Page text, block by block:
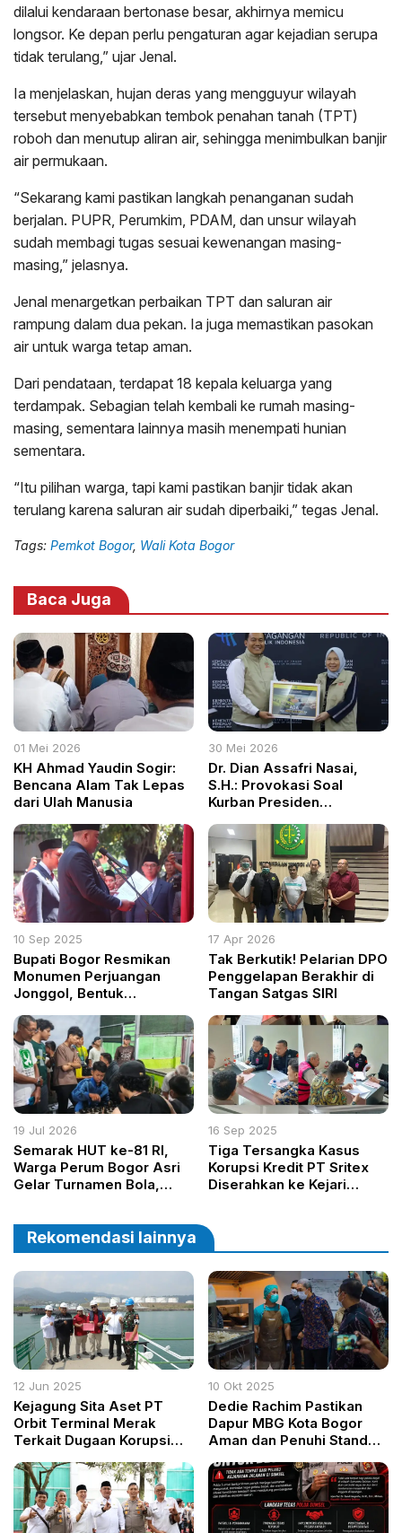
dilalui kendaraan bertonase besar, akhirnya memicu
longsor. Ke depan perlu pengaturan agar kejadian serupa
tidak terulang,” ujar Jenal.
Ia menjelaskan, hujan deras yang mengguyur wilayah
tersebut menyebabkan tembok penahan tanah (TPT)
roboh dan menutup aliran air, sehingga menimbulkan banjir
air permukaan.
“Sekarang kami pastikan langkah penanganan sudah
berjalan. PUPR, Perumkim, PDAM, dan unsur wilayah
sudah membagi tugas sesuai kewenangan masing-
masing,” jelasnya.
Jenal menargetkan perbaikan TPT dan saluran air
rampung dalam dua pekan. Ia juga memastikan pasokan
air untuk warga tetap aman.
Dari pendataan, terdapat 18 kepala keluarga yang
terdampak. Sebagian telah kembali ke rumah masing-
masing, sementara lainnya masih menempati hunian
sementara.
“Itu pilihan warga, tapi kami pastikan banjir tidak akan
terulang karena saluran air sudah diperbaiki,” tegas Jenal.
Tags: Pemkot Bogor, Wali Kota Bogor
Baca Juga
01 Mei 2026
KH Ahmad Yaudin Sogir:
Bencana Alam Tak Lepas
dari Ulah Manusia
30 Mei 2026
Dr. Dian Assafri Nasai,
S.H.: Provokasi Soal
Kurban Presiden
Persatuan Bangsa
10 Sep 2025
Bupati Bogor Resmikan
Monumen Perjuangan
Jonggol, Bentuk
Veteran
17 Apr 2026
Tak Berkutik! Pelarian DPO
Penggelapan Berakhir di
Tangan Satgas SIRI
19 Jul 2026
Semarak HUT ke-81 RI,
Warga Perum Bogor Asri
Gelar Turnamen Bola,
Beri Dukungan
16 Sep 2025
Tiga Tersangka Kasus
Korupsi Kredit PT Sritex
Diserahkan ke Kejari
Rekomendasi lainnya
12 Jun 2025
Kejagung Sita Aset PT
Orbit Terminal Merak
Terkait Dugaan Korupsi
10 Okt 2025
Dedie Rachim Pastikan
Dapur MBG Kota Bogor
Aman dan Penuhi Standar